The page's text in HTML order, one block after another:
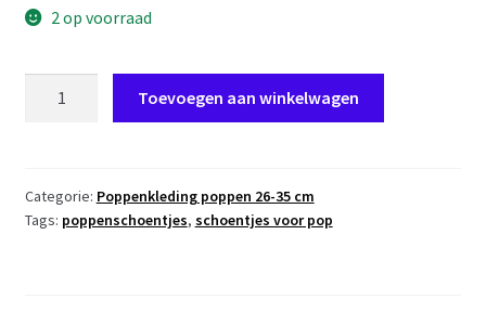
2 op voorraad
schoentjes
voor
Toevoegen aan winkelwagen
Categorie: Poppenkleding poppen 26-35 cm
Tags: poppenschoentjes, schoentjes voor pop